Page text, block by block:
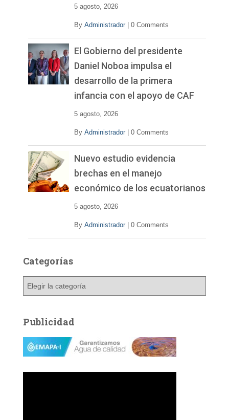
5 agosto, 2026
By Administrador 0 Comments
El Gobierno del presidente
Daniel Noboa impulsa el
desarrollo de la primera
infancia con el apoyo de CAF
5 agosto, 2026
By Administrador 0 Comments
Nuevo estudio evidencia
brechas en el manejo
económico de los ecuatorianos
5 agosto, 2026
By Administrador 0 Comments
Categorías
g
o
a
Publicidad